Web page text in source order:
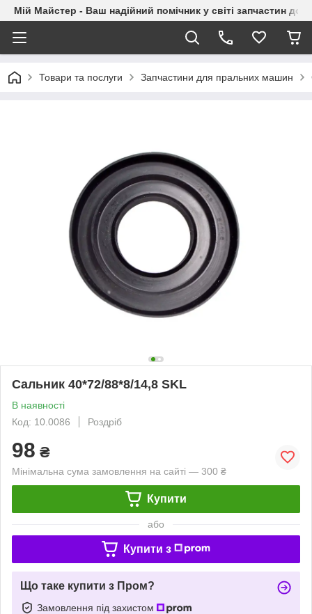
Мій Майстер - Ваш надійний помічник у світі запчастин до
Товари та послуги Запчастини для пральних машин
Сальник 40*72/88*8/14,8 SKL
В наявності
Код: 10.0086
Роздріб
98 ₴
Мінімальна сума замовлення на сайті — 300 ₴
Купити
або
Купити з
Що таке купити з Пром?
Замовлення під захистом